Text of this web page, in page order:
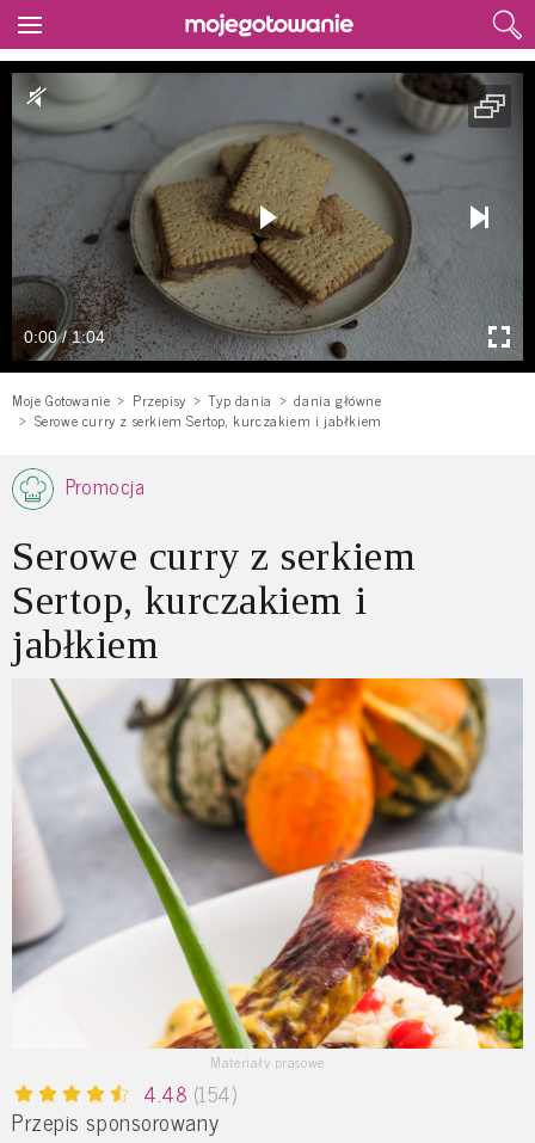
0:00 / 1:04
Moje Gotowanie Przepisy Typ dania
dania główne
Serowe curry z serkiem Sertop, kurczakiem i jabłkiem
Promocja
Serowe curry z serkiem
Sertop, kurczakiem i
jabłkiem
Materiały prasowe
4.48 (154)
Przepis sponsorowany